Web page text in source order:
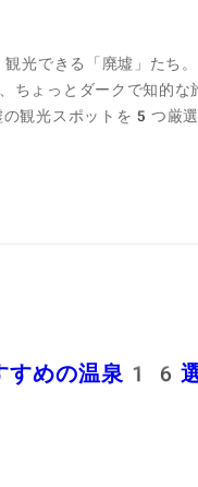
光できる「廃墟」たち
ょっとダークで知的な
観光スポットを5つ厳選
めの温泉16選